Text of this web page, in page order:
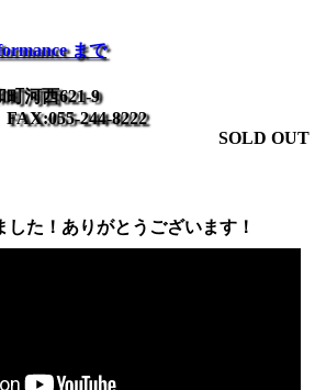
まで
河西621-9
244-8222
SOLD OUT
した！ありがとうございます！